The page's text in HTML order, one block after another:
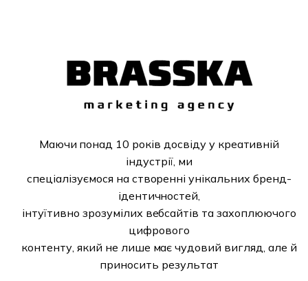
Маючи понад 10 років досвіду у креативній
індустрії, ми
спеціалізуємося на створенні унікальних бренд-
ідентичностей,
інтуїтивно зрозумілих вебсайтів та захоплюючого
цифрового
контенту, який не лише має чудовий вигляд, але й
приносить результат